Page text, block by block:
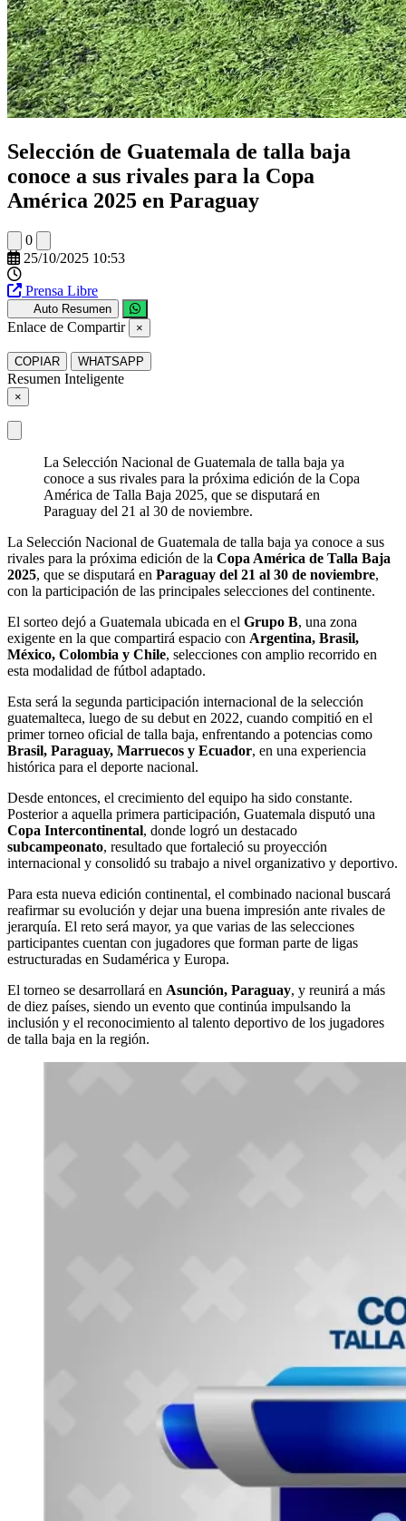
Selección de Guatemala de talla baja
conoce a sus rivales para la Copa
América 2025 en Paraguay
0
25/10/2025 10:53
Prensa Libre
Auto Resumen
Enlace de Compartir ×
COPIAR WHATSAPP
Resumen Inteligente
×
La Selección Nacional de Guatemala de talla baja ya
conoce a sus rivales para la próxima edición de la Copa
América de Talla Baja 2025, que se disputará en
Paraguay del 21 al 30 de noviembre.
La Selección Nacional de Guatemala de talla baja ya conoce a sus
rivales para la próxima edición de la Copa América de Talla Baja
2025, que se disputará en Paraguay del 21 al 30 de noviembre,
con la participación de las principales selecciones del continente.
El sorteo dejó a Guatemala ubicada en el Grupo B, una zona
exigente en la que compartirá espacio con Argentina, Brasil,
México, Colombia y Chile, selecciones con amplio recorrido en
esta modalidad de fútbol adaptado.
Esta será la segunda participación internacional de la selección
guatemalteca, luego de su debut en 2022, cuando compitió en el
primer torneo oficial de talla baja, enfrentando a potencias como
Brasil, Paraguay, Marruecos y Ecuador, en una experiencia
histórica para el deporte nacional.
Desde entonces, el crecimiento del equipo ha sido constante.
Posterior a aquella primera participación, Guatemala disputó una
Copa Intercontinental, donde logró un destacado
subcampeonato, resultado que fortaleció su proyección
internacional y consolidó su trabajo a nivel organizativo y deportivo.
Para esta nueva edición continental, el combinado nacional buscará
reafirmar su evolución y dejar una buena impresión ante rivales de
jerarquía. El reto será mayor, ya que varias de las selecciones
participantes cuentan con jugadores que forman parte de ligas
estructuradas en Sudamérica y Europa.
El torneo se desarrollará en Asunción, Paraguay, y reunirá a más
de diez países, siendo un evento que continúa impulsando la
inclusión y el reconocimiento al talento deportivo de los jugadores
de talla baja en la región.